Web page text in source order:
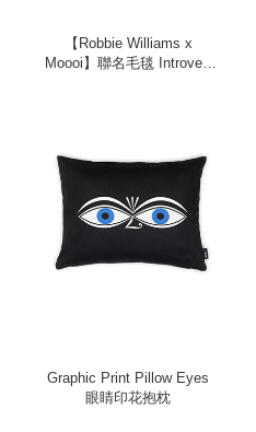
【Robbie Williams x
Moooi】聯名毛毯 Introvert
Graphic Print Pillow Eyes
眼睛印花抱枕